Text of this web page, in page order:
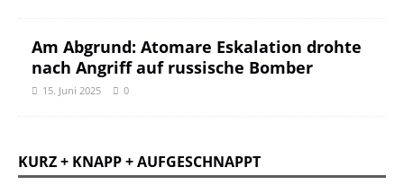
Am Abgrund: Atomare Eskalation drohte
nach Angriff auf russische Bomber
15. Juni 2025 0
KURZ + KNAPP + AUFGESCHNAPPT